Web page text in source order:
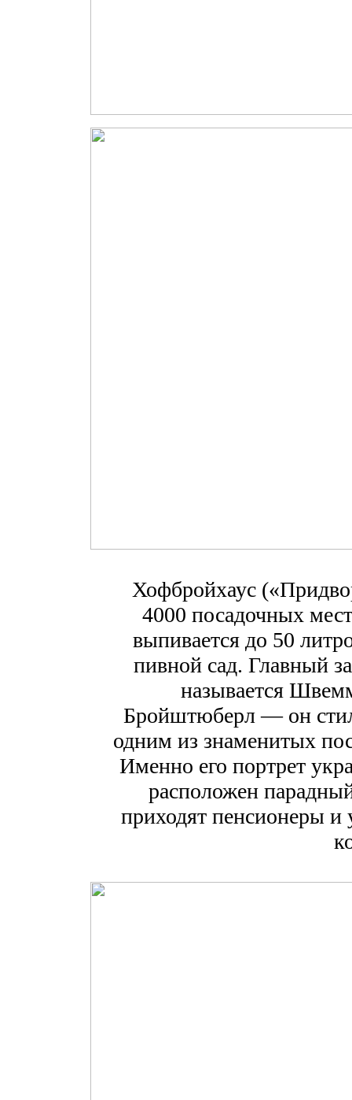
Хофбройхаус
4000 посадочных
выпивается до 50
пивной сад. Главный
называется
Бройштюберл — он
одним из знаменитых
Именно его портрет
расположен
приходят пенсионеры и